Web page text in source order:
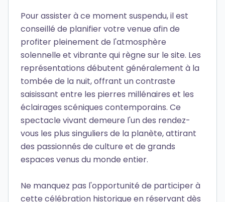
Pour assister à ce moment suspendu, il est
conseillé de planifier votre venue afin de
profiter pleinement de l'atmosphère
solennelle et vibrante qui règne sur le site. Les
représentations débutent généralement à la
tombée de la nuit, offrant un contraste
saisissant entre les pierres millénaires et les
éclairages scéniques contemporains. Ce
spectacle vivant demeure l'un des rendez-
vous les plus singuliers de la planète, attirant
des passionnés de culture et de grands
espaces venus du monde entier.
Ne manquez pas l'opportunité de participer à
cette célébration historique en réservant dès